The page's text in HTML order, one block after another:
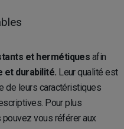
et hermétiques afin
et durabilité. Leur qualité est
de leurs caractéristiques
Pour plus
pouvez vous référer aux